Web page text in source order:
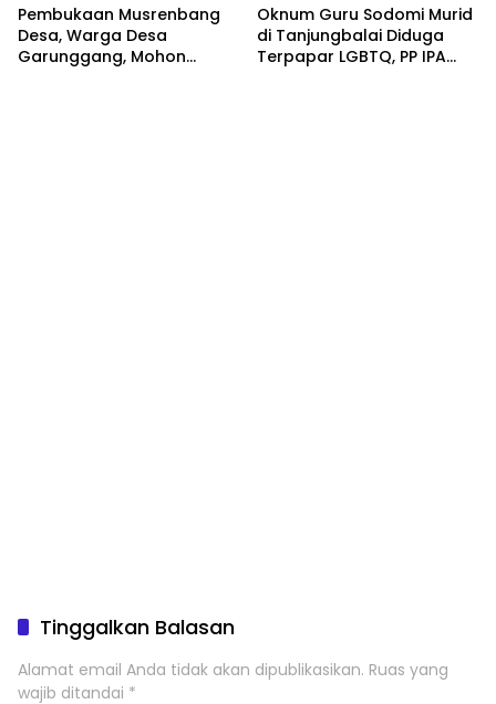
Pembukaan Musrenbang
Desa, Warga Desa
Garunggang, Mohon
Oknum Guru Sodomi Murid
di Tanjungbalai Diduga
Terpapar LGBTQ, PP IPA
Tinggalkan Balasan
Alamat email Anda tidak akan dipublikasikan. Ruas yang
wajib ditandai *